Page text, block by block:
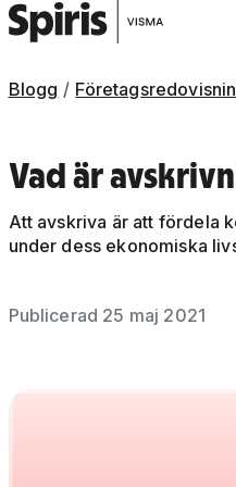
Blogg
Vad är
Att avskriva är att fördela
under dess ekonomiska
Publicerad 25 maj 2021